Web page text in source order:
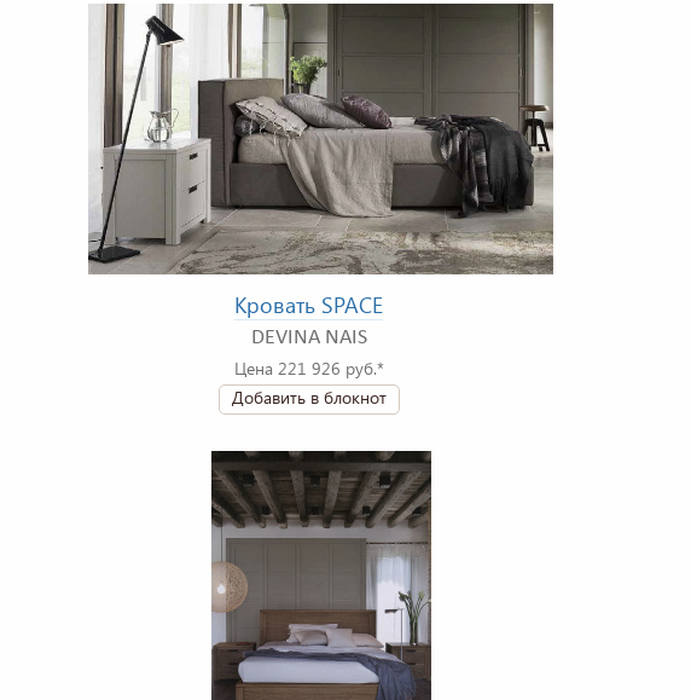
Кровать SPACE
DEVINA NAIS
Цена 221 926 руб.*
Добавить в блокнот